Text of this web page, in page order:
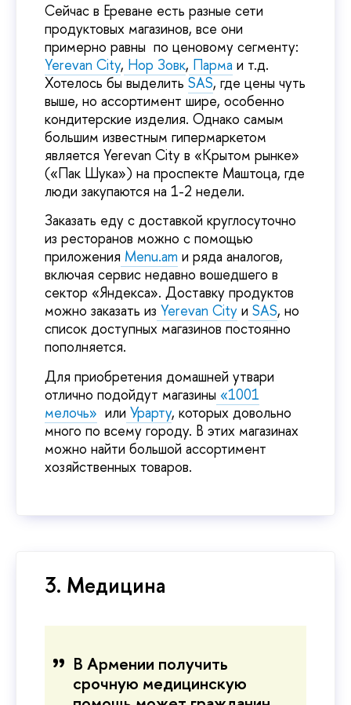
Сейчас в Ереване есть разные сети
продуктовых магазинов, все они
примерно равны по ценовому сегменту:
Yerevan City, Нор Зовк, Парма и т.д.
Хотелось бы выделить SAS, где цены чуть
выше, но ассортимент шире, особенно
кондитерские изделия. Однако самым
большим известным гипермаркетом
является Yerevan City в «Крытом рынке»
(«Пак Шука») на проспекте Маштоца, где
люди закупаются на 1-2 недели.
Заказать еду с доставкой круглосуточно
из ресторанов можно с помощью
приложения Menu.am и ряда аналогов,
включая сервис недавно вошедшего в
сектор «Яндекса». Доставку продуктов
можно заказать из Yerevan City и SAS, но
список доступных магазинов постоянно
пополняется.
Для приобретения домашней утвари
отлично подойдут магазины «1001
мелочь» или Урарту, которых довольно
много по всему городу. В этих магазинах
можно найти большой ассортимент
хозяйственных товаров.
3. Медицина
В Армении получить
срочную медицинскую